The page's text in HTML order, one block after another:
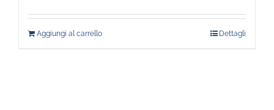
Aggiungi al carrello Dettagli